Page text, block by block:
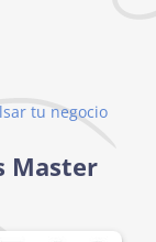
tu negocio
Master